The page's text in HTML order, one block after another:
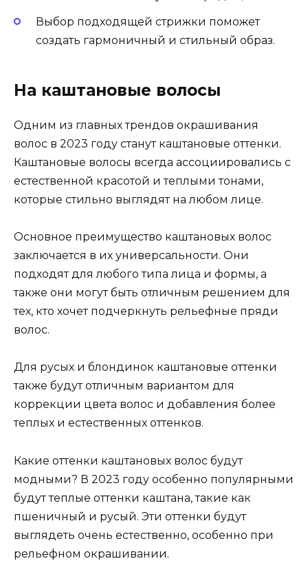
Выбор подходящей стрижки поможет
создать гармоничный и стильный образ.
На каштановые волосы
Одним из главных трендов окрашивания
волос в 2023 году станут каштановые оттенки.
Каштановые волосы всегда ассоциировались с
естественной красотой и теплыми тонами,
которые стильно выглядят на любом лице.
Основное преимущество каштановых волос
заключается в их универсальности. Они
подходят для любого типа лица и формы, а
также они могут быть отличным решением для
тех, кто хочет подчеркнуть рельефные пряди
волос.
Для русых и блондинок каштановые оттенки
также будут отличным вариантом для
коррекции цвета волос и добавления более
теплых и естественных оттенков.
Какие оттенки каштановых волос будут
модными? В 2023 году особенно популярными
будут теплые оттенки каштана, такие как
пшеничный и русый. Эти оттенки будут
выглядеть очень естественно, особенно при
рельефном окрашивании.